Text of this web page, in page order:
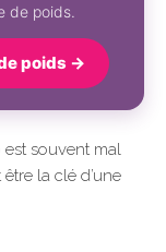
de poids.
poids →
est souvent mal
la clé d’une